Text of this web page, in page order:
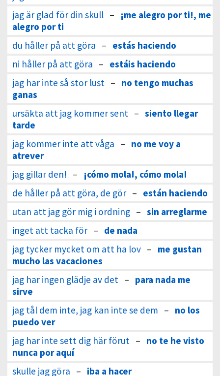
jag är glad för din skull –
¡me alegro por ti!, me
alegro por ti
du håller på att göra – estás haciendo
ni håller på att göra – estáis haciendo
jag har inte så stor lust – no tengo muchas
ganas
ursäkta att jag kommer sent – siento llegar
tarde
jag kommer inte att våga – no me voy a
atrever
jag gillar den! –
¡cómo mola!, cómo mola!
de håller på att göra, de gör – están haciendo
utan att jag gör mig i ordning – sin arreglarme
inget att tacka för – de nada
jag tycker mycket om att ha lov – me gustan
mucho las vacaciones
jag har ingen glädje av det – para nada me
sirve
jag tål dem inte, jag kan inte se dem – no los
puedo ver
jag har inte sett dig här förut – no te he visto
nunca por aquí
skulle jag göra – iba a hacer